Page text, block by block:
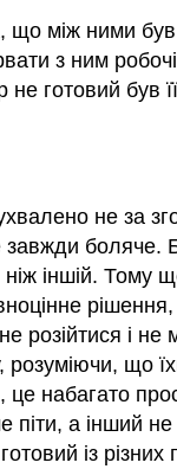
що між ними був
з ним
готовий був
не за
завжди боляче.
ніж іншій.
розійтися і
розуміючи, що
це набагато
піти, а інший
із